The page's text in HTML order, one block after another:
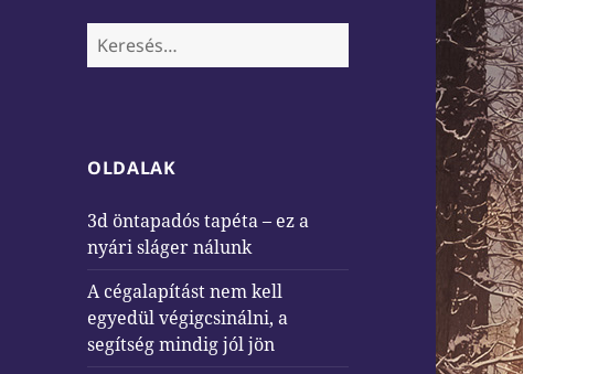
Keresés:
OLDALAK
3d öntapadós tapéta – ez a
nyári sláger nálunk
A cégalapítást nem kell
egyedül végigcsinálni, a
segítség mindig jól jön